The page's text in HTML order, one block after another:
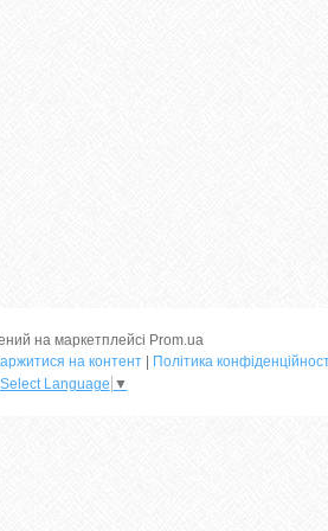
на маркетплейсі Prom.ua
на контент | Політика
Select Language ▼